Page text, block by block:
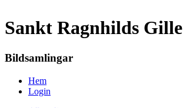
Sankt Ragnhilds Gille
Bildsamlingar
Hem
Login